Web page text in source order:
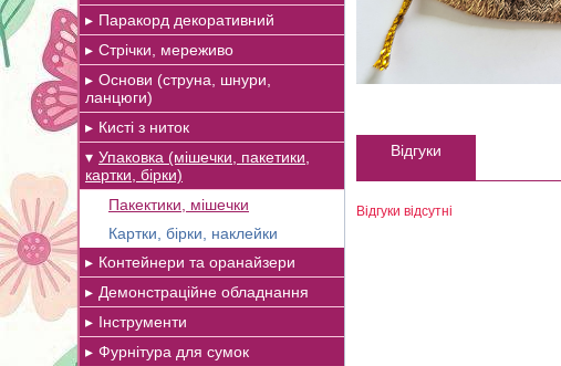
Паракорд декоративний
Стрічки, мереживо
Основи (струна, шнури,
ланцюги)
Кисті з ниток
Упаковка (мішечки, пакетики,
картки, бірки)
Пакектики, мішечки
Картки, бірки, наклейки
Контейнери та оранайзери
Демонстраційне обладнання
Інструменти
Фурнітура для сумок
Відгуки
Відгуки відсутні